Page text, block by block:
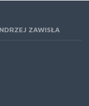
ZAWISŁA